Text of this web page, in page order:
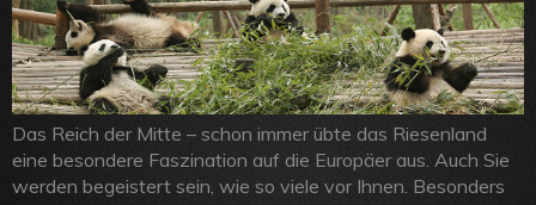
Kontakt
ARVB
Das Reich der Mitte – schon immer übte das Riesenland
eine besondere Faszination auf die Europäer aus. Auch Sie
werden begeistert sein, wie so viele vor Ihnen. Besonders